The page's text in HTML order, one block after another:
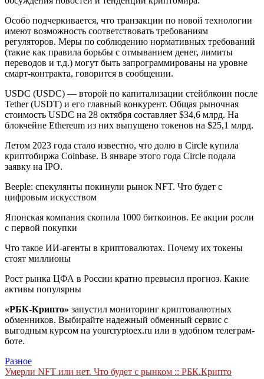
Особо подчеркивается, что транзакции по новой технологии
имеют возможность соответствовать требованиям
регуляторов. Меры по соблюдению нормативных требований
(такие как правила борьбы с отмыванием денег, лимиты
переводов и т.д.) могут быть запрограммированы на уровне
смарт-контракта, говорится в сообщении.
USDC (USDC) — второй по капитализации стейблкоин после
Tether (USDT) и его главный конкурент. Общая рыночная
стоимость USDC на 28 октября составляет $34,6 млрд. На
блокчейне Ethereum из них выпущено токенов на $25,1 млрд.
Летом 2023 года стало известно, что долю в Circle купила
криптобиржа Coinbase. В январе этого года Circle подала
заявку на IPO.
Beeple: спекулянты покинули рынок NFT. Что будет с
цифровым искусством
Японская компания скопила 1000 биткоинов. Ее акции росли
с первой покупки
Что такое ИИ-агенты в криптовалютах. Почему их токены
стоят миллионы
Рост рынка ЦФА в России кратно превысил прогноз. Какие
активы популярны
«РБК-Крипто» запустил мониторинг криптовалютных
обменников. Выбирайте надежный обменный сервис с
выгодным курсом на yourcryptoex.ru или в удобном телеграм-
боте.
Разное
Навигация
Умерли NFT или нет. Что будет с рынком :: РБК.Крипто